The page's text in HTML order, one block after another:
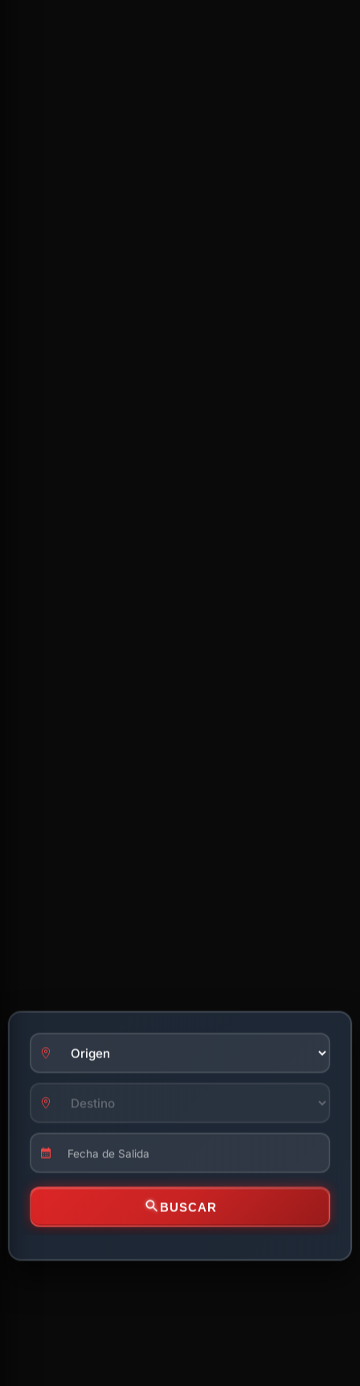
BUSCAR